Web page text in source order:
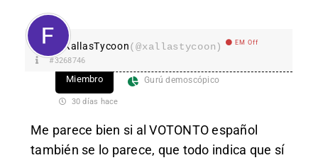
XallasTycoon(@xallastycoon) EM Off
#3268746
Miembro Gurú demoscópico
30 días hace
Me parece bien si al VOTONTO español
también se lo parece, que todo indica que sí